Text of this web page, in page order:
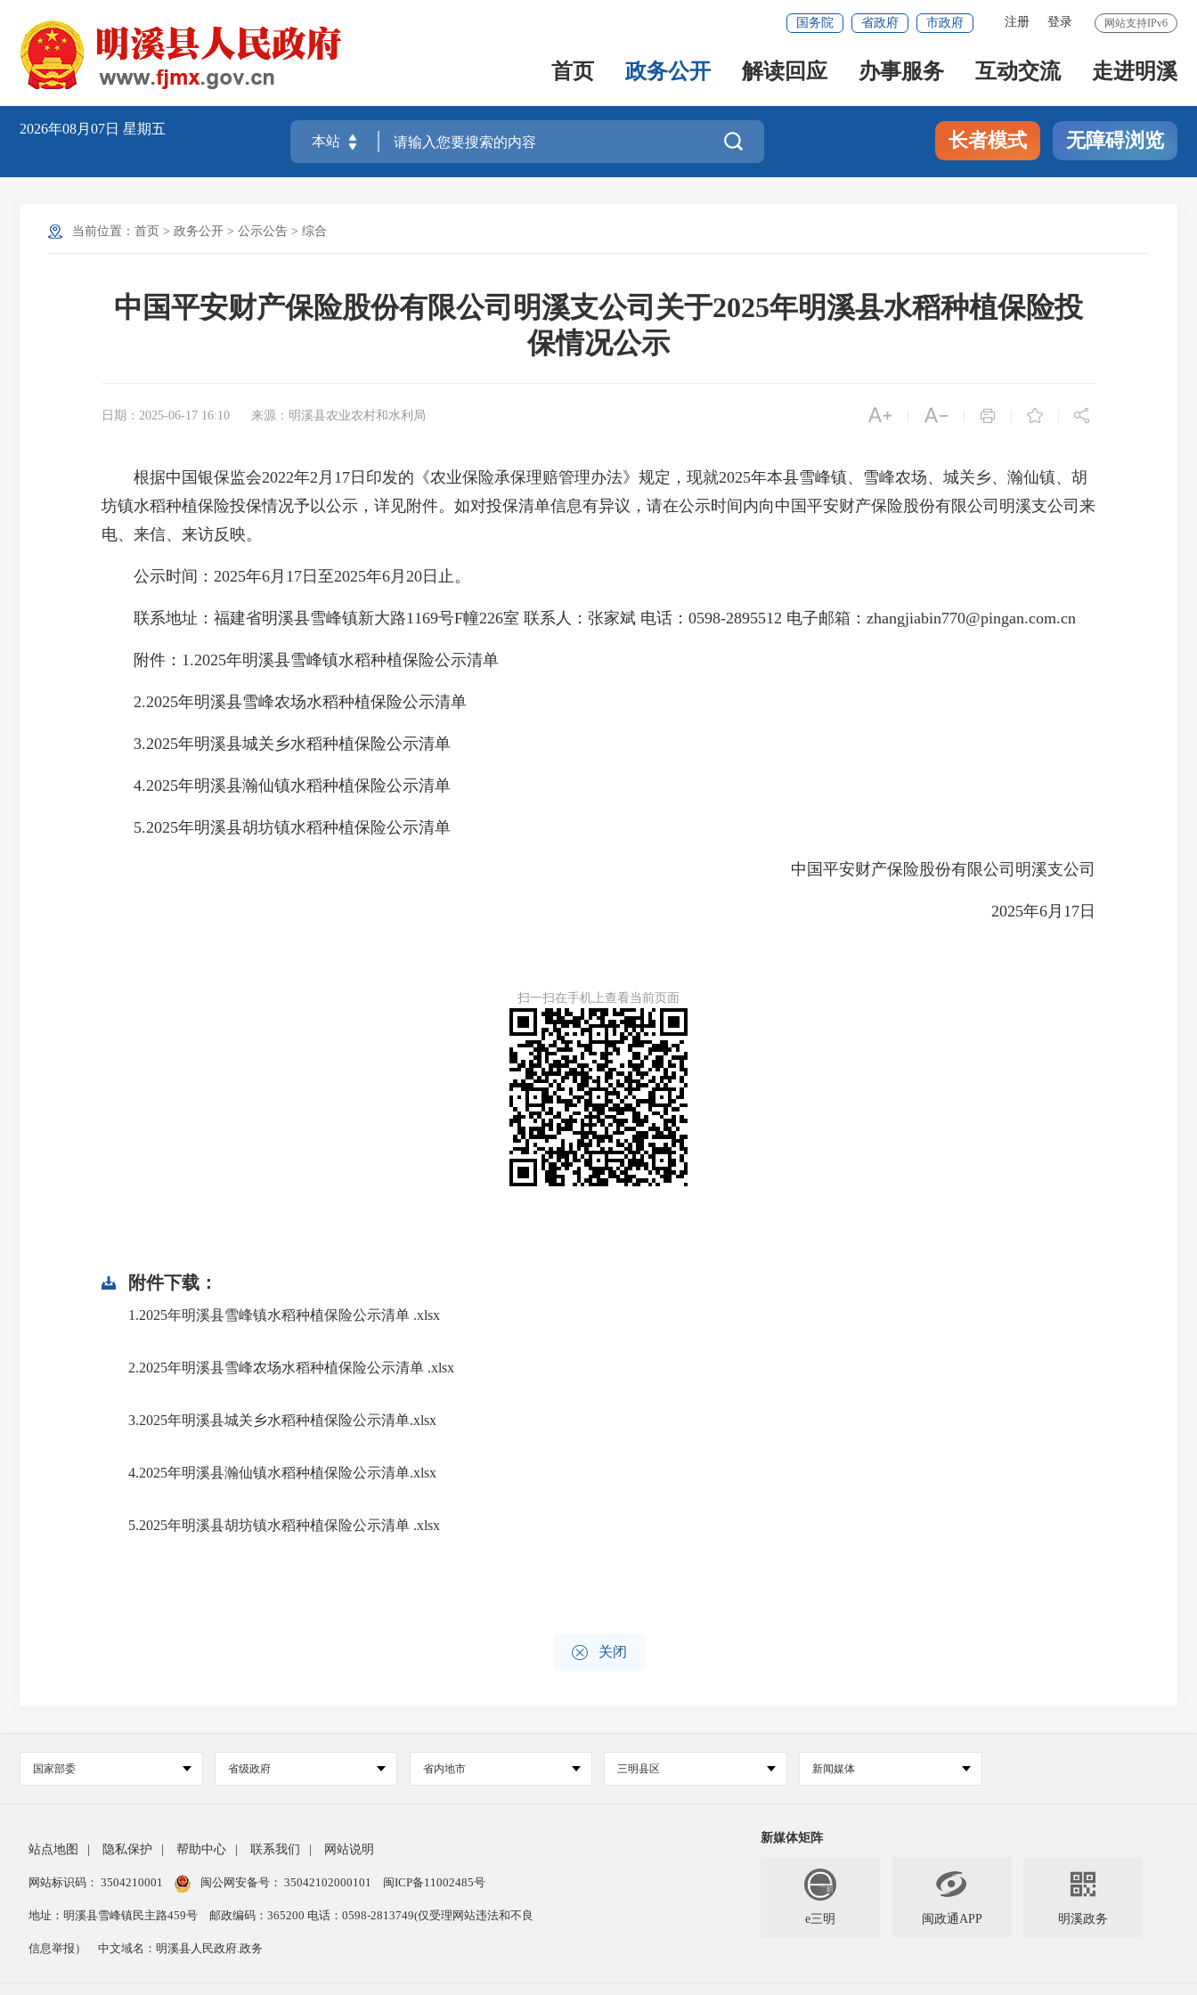
网站支持IPv6
注册 登录
国务院 省政府 市政府
首页 政务公开 解读回应 办事服务 互动交流 走进明溪
2026年08月07日 星期五
 长者模式 无障碍浏览
当前位置： 首页 > 政务公开 > 公示公告 > 综合
中国平安财产保险股份有限公司明溪支公司关于2025年明溪县水稻种植保险投
保情况公示
日期：2025-06-17 16:10 来源：明溪县农业农村和水利局     
根据中国银保监会2022年2月17日印发的《农业保险承保理赔管理办法》规定，现就2025年本县雪峰镇、雪峰农场、城关乡、瀚仙镇、胡
坊镇水稻种植保险投保情况予以公示，详见附件。如对投保清单信息有异议，请在公示时间内向中国平安财产保险股份有限公司明溪支公司来
电、来信、来访反映。
公示时间：2025年6月17日至2025年6月20日止。
联系地址：福建省明溪县雪峰镇新大路1169号F幢226室 联系人：张家斌 电话：0598-2895512 电子邮箱：zhangjiabin770@pingan.com.cn
附件：1.2025年明溪县雪峰镇水稻种植保险公示清单
2.2025年明溪县雪峰农场水稻种植保险公示清单
3.2025年明溪县城关乡水稻种植保险公示清单
4.2025年明溪县瀚仙镇水稻种植保险公示清单
5.2025年明溪县胡坊镇水稻种植保险公示清单
中国平安财产保险股份有限公司明溪支公司
2025年6月17日
扫一扫在手机上查看当前页面
附件下载：
1.2025年明溪县雪峰镇水稻种植保险公示清单 .xlsx
2.2025年明溪县雪峰农场水稻种植保险公示清单 .xlsx
3.2025年明溪县城关乡水稻种植保险公示清单.xlsx
4.2025年明溪县瀚仙镇水稻种植保险公示清单.xlsx
5.2025年明溪县胡坊镇水稻种植保险公示清单 .xlsx
 关闭
国家部委 省级政府 省内地市 三明县区 新闻媒体
站点地图 隐私保护 帮助中心 联系我们 网站说明
网站标识码： 3504210001 闽公网安备号： 35042102000101 闽ICP备11002485号
地址：明溪县雪峰镇民主路459号 邮政编码：365200 电话：0598-2813749(仅受理网站违法和不良
信息举报） 中文域名：明溪县人民政府.政务
新媒体矩阵
e三明

闽政通APP

明溪政务